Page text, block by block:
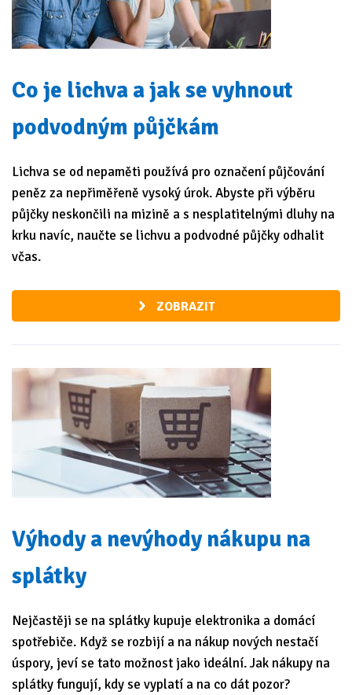
Co je lichva a jak se vyhnout
podvodným půjčkám
Lichva se od nepaměti používá pro označení půjčování
peněz za nepřiměřeně vysoký úrok. Abyste při výběru
půjčky neskončili na mizině a s nesplatitelnými dluhy na
krku navíc, naučte se lichvu a podvodné půjčky odhalit
včas.
ZOBRAZIT
Výhody a nevýhody nákupu na
splátky
Nejčastěji se na splátky kupuje elektronika a domácí
spotřebiče. Když se rozbijí a na nákup nových nestačí
úspory, jeví se tato možnost jako ideální. Jak nákupy na
splátky fungují, kdy se vyplatí a na co dát pozor?